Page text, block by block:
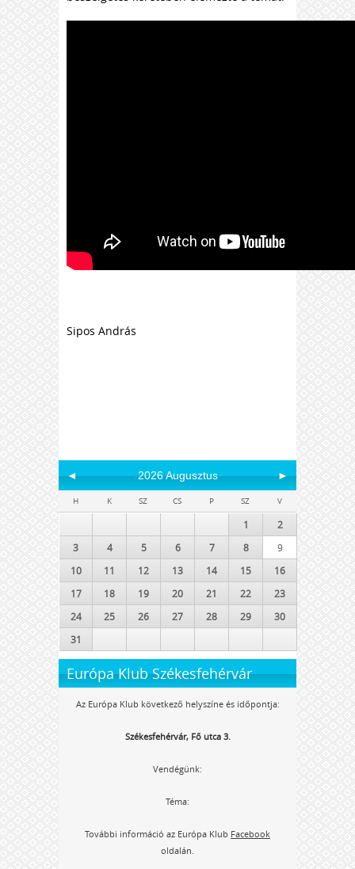
Sipos András
◄ 2026 Augusztus ►
H K SZ CS P SZ V
1
2
3
4 5 6 7 8
9
10
11 12 13 14 15
16
17
18 19 20 21 22
23
24
25 26 27 28 29
30
31
Európa Klub Székesfehérvár
Az Európa Klub következő helyszíne és időpontja:
Székesfehérvár, Fő utca 3.
Vendégünk:
Téma:
További információ az Európa Klub Facebook
oldalán.